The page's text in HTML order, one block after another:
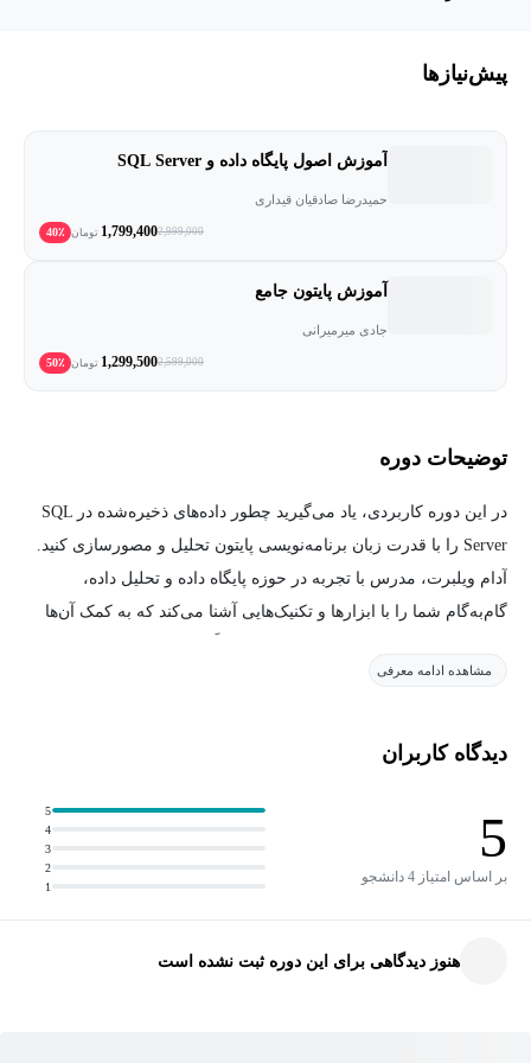
پیش‌نیاز‌ها
آموزش اصول پایگاه داده و SQL Server
حمیدرضا صادقیان قیداری
2,999,000
1,799,400 تومان 40٪
آموزش پایتون جامع
جادی میرمیرانی
2,599,000
1,299,500 تومان 50٪
توضیحات دوره
در این دوره کاربردی، یاد می‌گیرید چطور داده‌های ذخیره‌شده در SQL
Server را با قدرت زبان برنامه‌نویسی پایتون تحلیل و مصورسازی کنید.
آدام ویلبرت، مدرس با تجربه در حوزه پایگاه داده و تحلیل داده،
گام‌به‌گام شما را با ابزارها و تکنیک‌هایی آشنا می‌کند که به کمک آن‌ها
پردازش و تحلیل کنید—بدون نیاز به جابه‌جایی داده یا استفاده از
در این دوره می‌آموزید:
راه‌اندازی و استفاده از Machine Learning Services در SQL Server
برای اجرای کدهای پایتون به صورت مستقیم روی پایگاه داده
مشاهده ادامه معرفی
دیدگاه کاربران
5
بر اساس امتیاز 4 دانشجو
1
2
3
4
5
هنوز دیدگاهی برای این دوره ثبت نشده است